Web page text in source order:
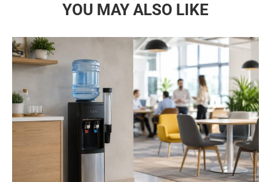
YOU MAY ALSO LIKE